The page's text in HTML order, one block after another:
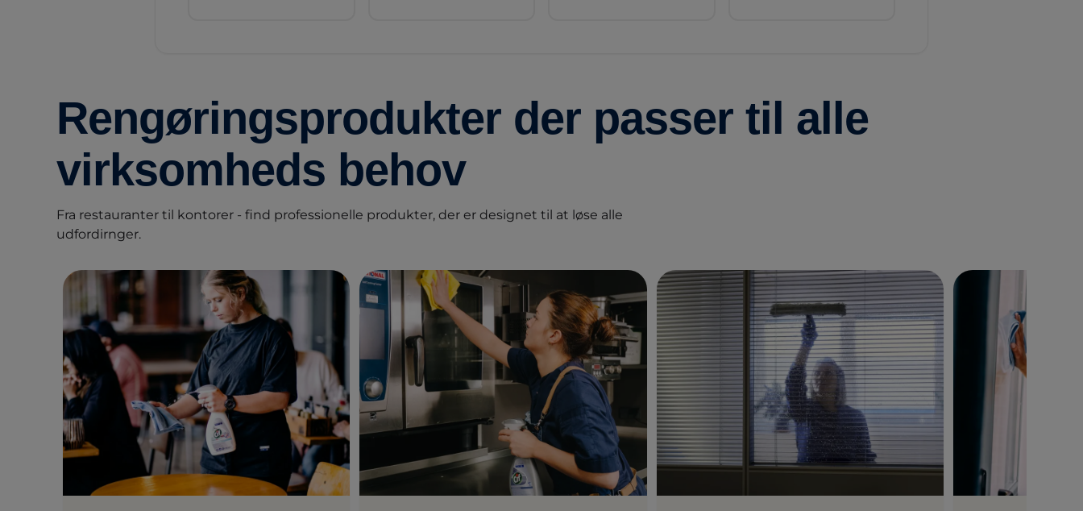
Rengøringsprodukter der passer til alle
virksomheds behov
Fra restauranter til kontorer - find professionelle produkter, der er designet til at løse alle
udfordirnger.